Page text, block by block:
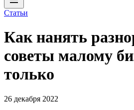
Статьи
Как нанять
советы малому
только
26 декабря 2022